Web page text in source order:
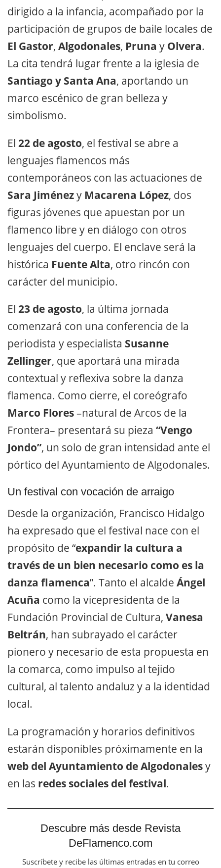
dirigido a la infancia, acompañado por la
participación de grupos de baile locales de
El Gastor, Algodonales, Pruna y Olvera.
La cita tendrá lugar frente a la iglesia de
Santiago y Santa Ana, aportando un
marco escénico de gran belleza y
simbolismo.
El 22 de agosto, el festival se abre a
lenguajes flamencos más
contemporáneos con las actuaciones de
Sara Jiménezy Macarena López, dos
figuras jóvenes que apuestan por un
flamenco libre y en diálogo con otros
lenguajes del cuerpo. El enclave será la
histórica Fuente Alta, otro rincón con
carácter del municipio.
El 23 de agosto, la última jornada
comenzará con una conferencia de la
periodista y especialista Susanne
Zellinger, que aportará una mirada
contextual y reflexiva sobre la danza
flamenca. Como cierre, el coreógrafo
Marco Flores–natural de Arcos de la
Frontera– presentará su pieza “Vengo
Jondo”, un solo de gran intensidad ante el
pórtico del Ayuntamiento de Algodonales.
Un festival con vocación de arraigo
Desde la organización, Francisco Hidalgo
ha expresado que el festival nace con el
propósito de “expandir la cultura a
través de un bien necesario como es la
danza flamenca”. Tanto el alcalde Ángel
Acuña como la vicepresidenta de la
Fundación Provincial de Cultura, Vanesa
Beltrán, han subrayado el carácter
pionero y necesario de esta propuesta en
la comarca, como impulso al tejido
cultural, al talento andaluz y a la identidad
local.
La programación y horarios definitivos
estarán disponibles próximamente en la
web del Ayuntamiento de Algodonalesy
en las redes sociales del festival.
Descubre más desde Revista
DeFlamenco.com
Suscríbete y recibe las últimas entradas en tu correo